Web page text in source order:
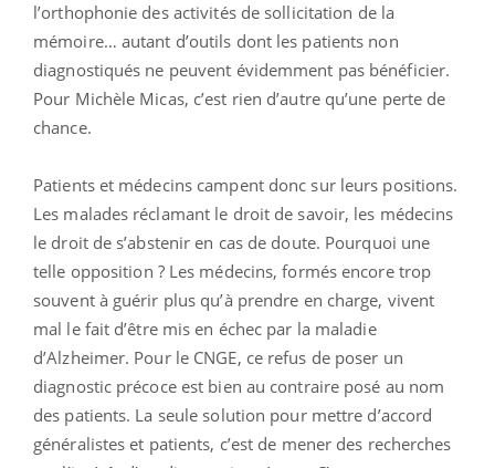
l’orthophonie des activités de sollicitation de la
mémoire… autant d’outils dont les patients non
diagnostiqués ne peuvent évidemment pas bénéficier.
Pour Michèle Micas, c’est rien d’autre qu’une perte de
chance.
Patients et médecins campent donc sur leurs positions.
Les malades réclamant le droit de savoir, les médecins
le droit de s’abstenir en cas de doute. Pourquoi une
telle opposition ? Les médecins, formés encore trop
souvent à guérir plus qu’à prendre en charge, vivent
mal le fait d’être mis en échec par la maladie
d’Alzheimer. Pour le CNGE, ce refus de poser un
diagnostic précoce est bien au contraire posé au nom
des patients. La seule solution pour mettre d’accord
généralistes et patients, c’est de mener des recherches